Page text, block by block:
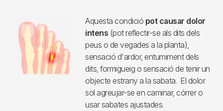
Aquesta condició pot causar dolor
intens (pot reflectir-se als dits dels
peus o de vegades a la planta),
sensació d'ardor, entumiment dels
dits, formigueig o sensació de tenir un
objecte estrany a la sabata. El dolor
sol agreujar-se en caminar, córrer o
usar sabates ajustades.